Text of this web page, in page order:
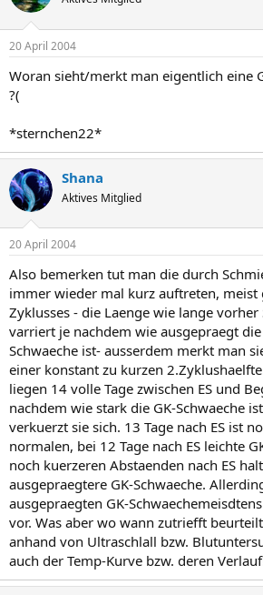
20 April 2004
Woran sieht/merkt man eigentlich eine
?(
*sternchen22*
Shana
Aktives Mitglied
20 April 2004
Also bemerken tut man die durch
immer wieder mal kurz auftreten, meist
Zyklusses - die Laenge wie lange
varriert je nachdem wie ausgepraegt die
Schwaeche ist- ausserdem merkt man
einer konstant zu kurzen
liegen 14 volle Tage zwischen ES und
nachdem wie stark die GK-Schwaeche
verkuerzt sie sich. 13 Tage nach ES ist
normalen, bei 12 Tage nach ES leichte
noch kuerzeren Abstaenden nach ES
ausgepraegtere GK-Schwaeche.
ausgepraegten GK-
vor. Was aber wo wann zutriefft
anhand von Ultraschlall bzw.
auch der Temp-Kurve bzw. deren